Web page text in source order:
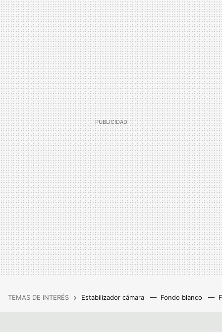
TEMAS DE INTERÉS Estabilizador cámara Fondo blanco